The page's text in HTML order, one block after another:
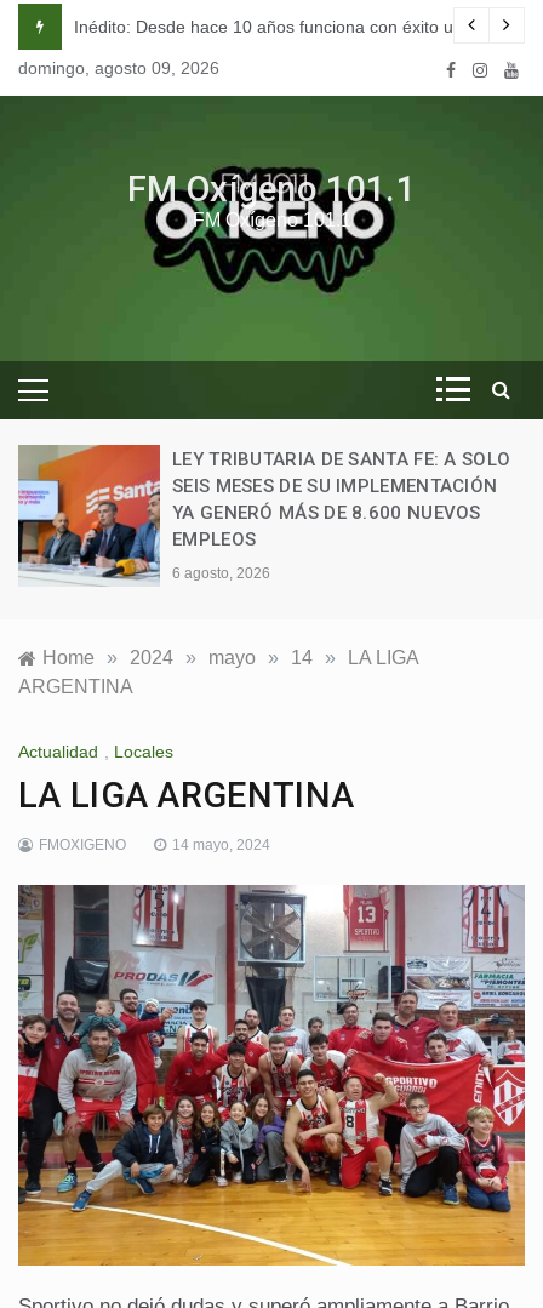
content
éxito una escuela de seducción en Córdoba.
Cómo vivían los hombres junto a los gliptodontes
domingo, agosto 09, 2026
FM Oxígeno 101.1
FM Oxígeno 101.1
DE SANTA FE: A SOLO
SU IMPLEMENTACIÓN
DE 8.600 NUEVOS
EL GOBIERNO DE
ENTREGARÁ 24
Home » 2024 » mayo » 14 »
LA LIGA
ARGENTINA
Actualidad , Locales
LA LIGA ARGENTINA
FMOXIGENO 14 mayo, 2024